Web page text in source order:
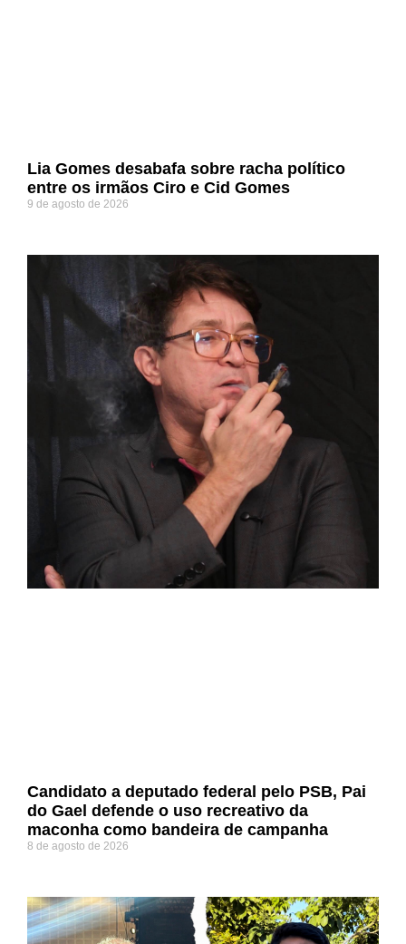
Lia Gomes desabafa sobre racha político
entre os irmãos Ciro e Cid Gomes
9 de agosto de 2026
Candidato a deputado federal pelo PSB, Pai
do Gael defende o uso recreativo da
maconha como bandeira de campanha
8 de agosto de 2026